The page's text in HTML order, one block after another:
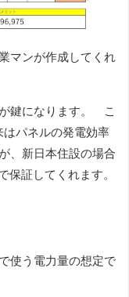
マンが作成してくれ
鍵になります。 こ
パネルの発電効率
、新日本住設の場合
保証してくれます。
使う電力量の想定で